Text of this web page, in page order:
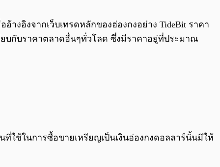
0:00/0:00
งอิงจากเว็บเทรดหลักของฮ่องกงอย่าง TideBit ราคา
ยบกับราคาตลาดอื่นๆทั่วโลด ซึ่งมีราคาอยู่ที่ประมาณ
ใช้ในการซื้อขายเหรียญเป็นเงินฮ่องกงดอลลาร์นั้นมีให้